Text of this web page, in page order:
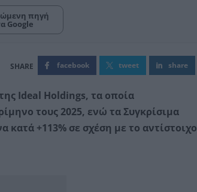
πηγή
Google
facebook tweet share
Ideal Holdings, τα οποία
τους 2025, ενώ τα Συγκρίσιμα
+113% σε σχέση με το αντίστοιχο